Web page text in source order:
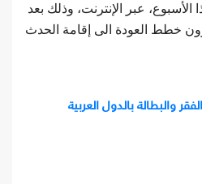
الأسبوع، عبر الإنترنت، وذلك بعد
خطط العودة الى إقامة الحدث
والبطالة بالدول العربية